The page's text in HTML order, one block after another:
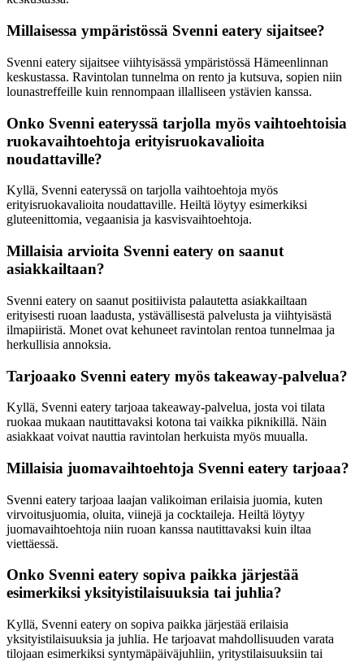
Millaisessa ympäristössä Svenni eatery sijaitsee?
Svenni eatery sijaitsee viihtyisässä ympäristössä Hämeenlinnan
keskustassa. Ravintolan tunnelma on rento ja kutsuva, sopien niin
lounastreffeille kuin rennompaan illalliseen ystävien kanssa.
Onko Svenni eateryssä tarjolla myös vaihtoehtoisia
ruokavaihtoehtoja erityisruokavalioita
noudattaville?
Kyllä, Svenni eateryssä on tarjolla vaihtoehtoja myös
erityisruokavalioita noudattaville. Heiltä löytyy esimerkiksi
gluteenittomia, vegaanisia ja kasvisvaihtoehtoja.
Millaisia arvioita Svenni eatery on saanut
asiakkailtaan?
Svenni eatery on saanut positiivista palautetta asiakkailtaan
erityisesti ruoan laadusta, ystävällisestä palvelusta ja viihtyisästä
ilmapiiristä. Monet ovat kehuneet ravintolan rentoa tunnelmaa ja
herkullisia annoksia.
Tarjoaako Svenni eatery myös takeaway-palvelua?
Kyllä, Svenni eatery tarjoaa takeaway-palvelua, josta voi tilata
ruokaa mukaan nautittavaksi kotona tai vaikka piknikillä. Näin
asiakkaat voivat nauttia ravintolan herkuista myös muualla.
Millaisia juomavaihtoehtoja Svenni eatery tarjoaa?
Svenni eatery tarjoaa laajan valikoiman erilaisia juomia, kuten
virvoitusjuomia, oluita, viinejä ja cocktaileja. Heiltä löytyy
juomavaihtoehtoja niin ruoan kanssa nautittavaksi kuin iltaa
viettäessä.
Onko Svenni eatery sopiva paikka järjestää
esimerkiksi yksityistilaisuuksia tai juhlia?
Kyllä, Svenni eatery on sopiva paikka järjestää erilaisia
yksityistilaisuuksia ja juhlia. He tarjoavat mahdollisuuden varata
tilojaan esimerkiksi syntymäpäiväjuhliin, yritystilaisuuksiin tai